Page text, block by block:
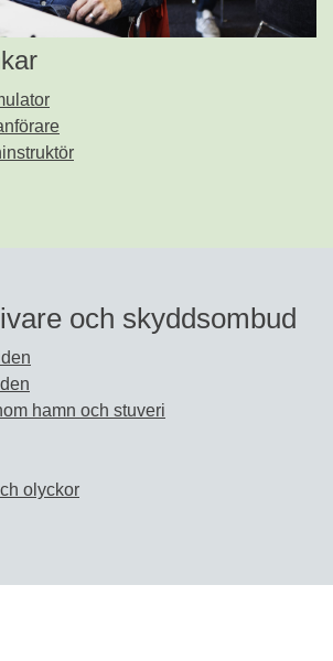
och skyddsombud
hamn och stuveri
olyckor